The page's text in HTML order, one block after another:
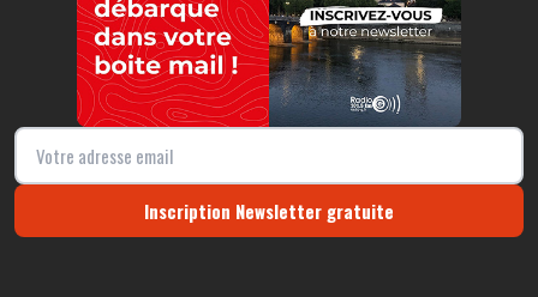
Inscription Newsletter gratuite